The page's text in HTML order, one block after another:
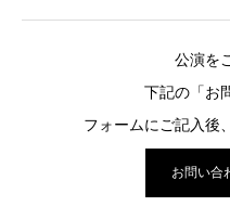
公演を
下記の「お
フォームにご記入後
お問い合